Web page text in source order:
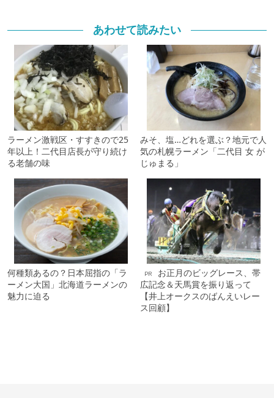
あわせて読みたい
ラーメン激戦区・すすきので25
年以上！二代目店長が守り続け
る老舗の味
みそ、塩…どれを選ぶ？地元で人
気の札幌ラーメン「二代目 女 が
じゅまる」
何種類あるの？日本屈指の「ラ
ーメン大国」北海道ラーメンの
魅力に迫る
PR
お正月のビッグレース、帯
広記念＆天馬賞を振り返って
【井上オークスのばんえいレー
ス回顧】